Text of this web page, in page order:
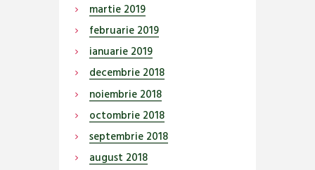
martie 2019
februarie 2019
ianuarie 2019
decembrie 2018
noiembrie 2018
octombrie 2018
septembrie 2018
august 2018